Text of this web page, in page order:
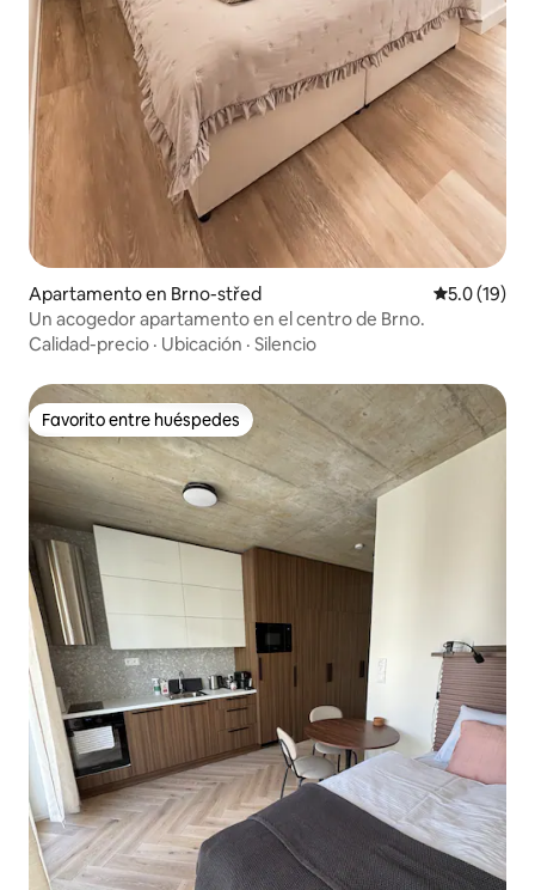
Apartamento en Brno-střed Calificación
5.0 (19)
Un acogedor apartamento en el centro de Brno.
Calidad-precio · Ubicación · Silencio
Favorito entre huéspedes
Favorito entre huéspedes